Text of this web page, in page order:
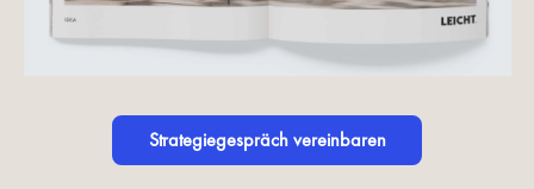
Strategiegespräch vereinbaren